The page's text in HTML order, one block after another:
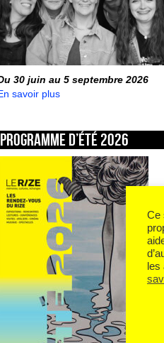
30 juin au 5 septembre 2026
savoir plus
Programme d’été 2026
Ce
les